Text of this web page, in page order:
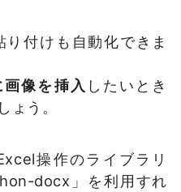
付けも自動化できま
像を挿入 したいとき
ょう。
操作のライブラリ
docx」を利用すれ